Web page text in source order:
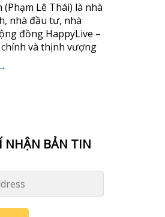
(Phạm Lê Thái) là nhà
nhà đầu tư, nhà
đồng HappyLive –
và thịnh vượng
NHẬN BẢN TIN